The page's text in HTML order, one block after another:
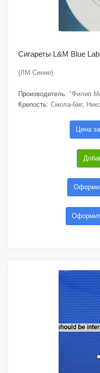
Сигареты L&M Blue
(ЛМ Синие)
Производитель: "Филип
Крепость: Смола-6мг,
Цена